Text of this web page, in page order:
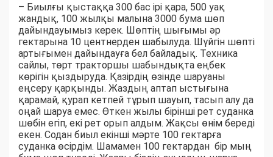
– Биылғы қыстаққа 300 бас ірі қара, 500 уақ
жандық, 100 жылқы малына 3000 бума шөп
дайындауымыз керек. Шөптің шығымы әр
гектарына 10 центнерден шабылуда. Шүйгін шөпті
артығымен дайындауға бел байладық. Техника
сайлы, төрт тракторшы шабындықта еңбек
көрігін қыздыруда. Қазірдің өзінде шаруаны
еңсеру қарқынды. Жаздың аптап ыстығына
қарамай, қурап кетпей тұрып шауып, тасып алу да
оңай шаруа емес. Өткен жылы бірінші рет суданка
шөбін егіп, екі рет орып алдым. Жақсы өнім береді
екен. Содан биыл екінші мәрте 100 гектарға
суданка өсірдім. Шамамен 100 гектардан бір мың